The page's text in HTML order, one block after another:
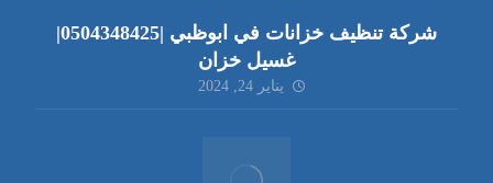
شركة تنظيف خزانات في ابوظبي |0504348425|
غسيل خزان
يناير 24, 2024